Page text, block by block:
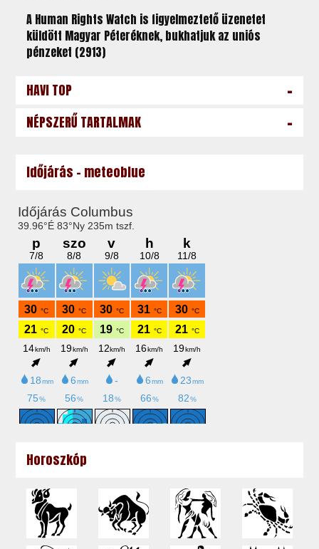
A Human Rights Watch is figyelmeztető üzenetet
küldött Magyar Péteréknek, bukhatjuk az uniós
pénzeket (2913)
HAVI TOP -
NÉPSZERŰ TARTALMAK -
Időjárás - meteoblue
Horoszkóp